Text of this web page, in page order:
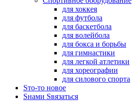
для хоккея
для футбола
для баскетбола
для волейбола
для бокса и борьбы
для гимнастики
для легкой атлетики
для хореографии
для силового спорта
Sто-то новое
Sнами Sвязаться